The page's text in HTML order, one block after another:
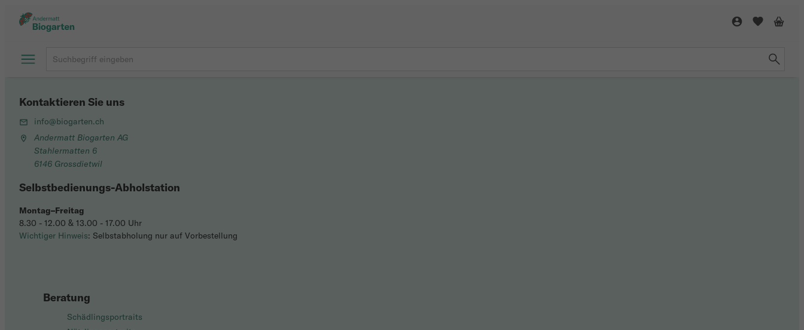
Beratung
Schädlingsportraits
Kontaktieren Sie uns
info@biogarten.ch
Andermatt Biogarten AG
Stahlermatten 6
6146 Grossdietwil
Selbstbedienungs-Abholstation
Montag–Freitag
8.30 - 12.00 & 13.00 - 17.00 Uhr
Wichtiger Hinweis: Selbstabholung nur auf Vorbestellung